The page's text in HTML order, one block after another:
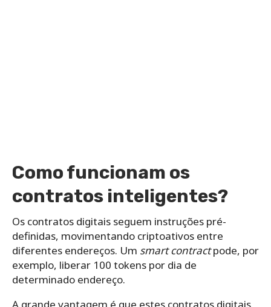
Como funcionam os
contratos inteligentes?
Os contratos digitais seguem instruções pré-
definidas, movimentando criptoativos entre
diferentes endereços. Um smart contractpode, por
exemplo, liberar 100 tokens por dia de
determinado endereço.
A grande vantagem é que estes contratos digitais